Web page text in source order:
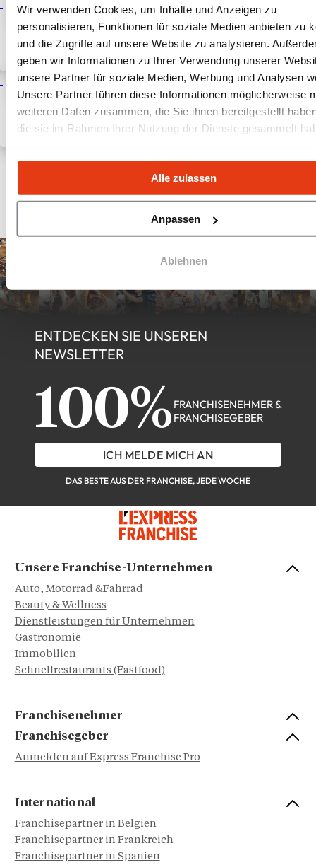
Wir verwenden Cookies, um Inhalte und Anzeigen zu
personalisieren, Funktionen für soziale Medien anbieten zu
und die Zugriffe auf unsere Website zu analysieren.
geben wir Informationen zu Ihrer Verwendung unserer
unsere Partner für soziale Medien, Werbung und Analysen
Unsere Partner führen diese Informationen möglicherweise
weiteren Daten zusammen, die Sie ihnen bereitgestellt
die sie im Rahmen Ihrer Nutzung der Dienste gesammelt
Alle zulassen
Anpassen
Ablehnen
Burgermeister expandiert
nach Österreich: drei
Standorte in Wien noch 2026
12 Juni 2026 Franchise-Neuigkeiten
Burgermeister startet
Master-Franchise-Offensive in
Polen
13 Mai 2026 Franchise-Neuigkeiten
Alle Nachrichten anzeigen
ENTDECKEN SIE UNSEREN
NEWSLETTER
100% FRANCHISENEHMER &
FRANCHISEGEBER
ICH MELDE MICH AN
DAS BESTE AUS DER FRANCHISE, JEDE WOCHE
Unsere Franchise-Unternehmen
Auto, Motorrad &Fahrrad
Beauty & Wellness
Dienstleistungen für Unternehmen
Gastronomie
Immobilien
Schnellrestaurants (Fastfood)
Franchisenehmer
Franchisegeber
Anmelden auf Express Franchise Pro
International
Franchisepartner in Belgien
Franchisepartner in Frankreich
Franchisepartner in Spanien